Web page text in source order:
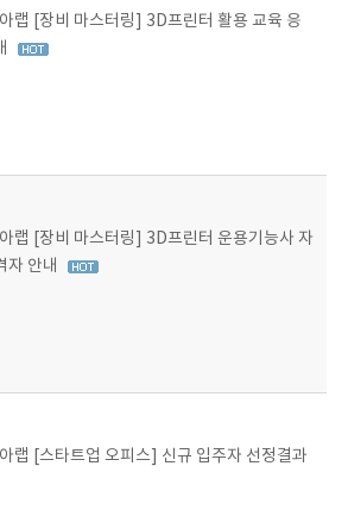
랩 [장비 마스터링] 3D프린터 활용 교육 응
랩 [장비 마스터링] 3D프린터 운용기능사 자
자 안내
랩 [스타트업 오피스] 신규 입주자 선정결과